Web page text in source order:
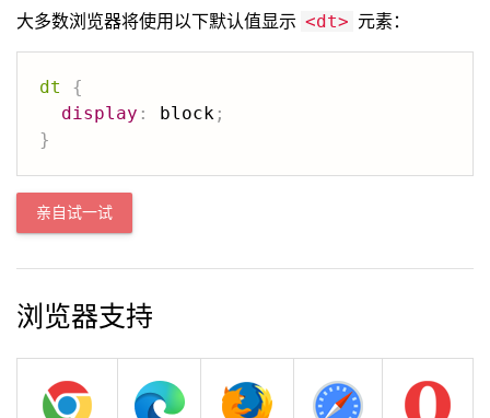
大多数浏览器将使用以下默认值显示 <dt> 元素：
dt
{
display : block ;
}
亲自试一试
浏览器支持